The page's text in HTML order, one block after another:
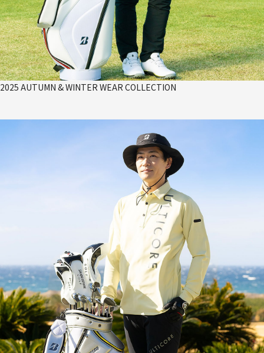
2025 AUTUMN & WINTER WEAR COLLECTION